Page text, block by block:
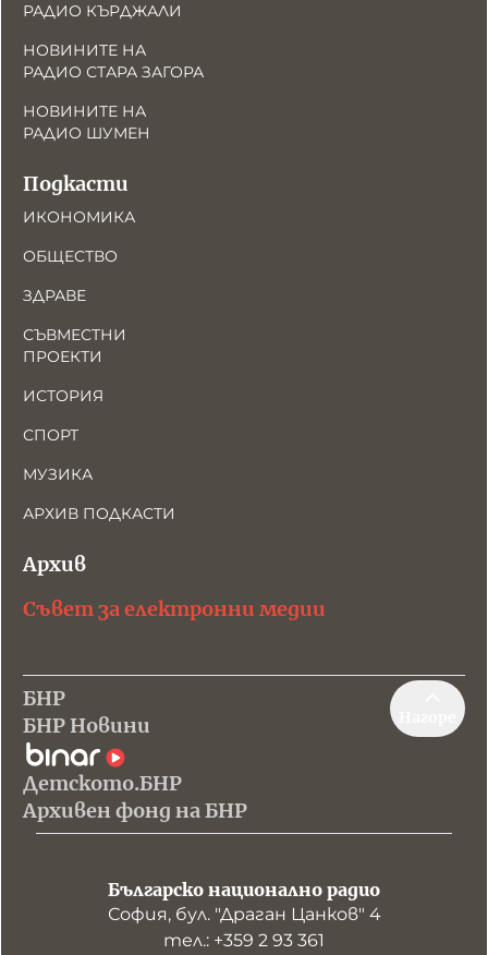
РАДИО КЪРДЖАЛИ
НОВИНИТЕ НА
РАДИО СТАРА ЗАГОРА
НОВИНИТЕ НА
РАДИО ШУМЕН
Подкасти
ИКОНОМИКА
ОБЩЕСТВО
ЗДРАВЕ
СЪВМЕСТНИ
ПРОЕКТИ
ИСТОРИЯ
СПОРТ
МУЗИКА
АРХИВ ПОДКАСТИ
Архив
Съвет за електронни медии
БНР
БНР Новини
Детското.БНР
Архивен фонд на БНР
Българско национално радио
София, бул. "Драган Цанков" 4
тел.: +359 2 93 361